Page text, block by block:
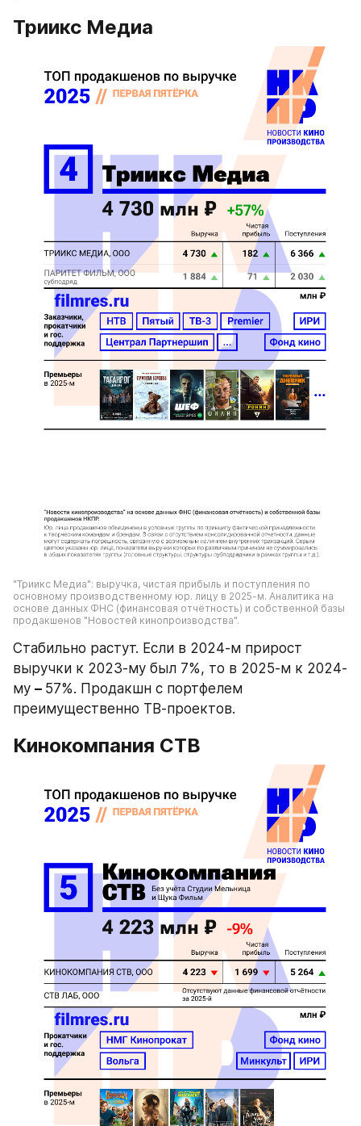
Триикс Медиа
"Триикс Медиа": выручка, чистая прибыль и поступления по
основному производственному юр. лицу в 2025-м. Аналитика на
основе данных ФНС (финансовая отчётность) и собственной базы
продакшенов "Новостей кинопроизводства".
Стабильно растут. Если в 2024-м прирост
выручки к 2023-му был 7%, то в 2025-м к 2024-
му – 57%. Продакшн с портфелем
преимущественно ТВ-проектов.
Кинокомпания СТВ